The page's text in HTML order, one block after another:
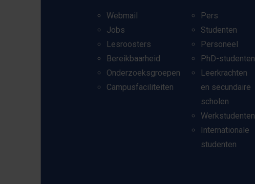
Webmail
Jobs
Lesroosters
Bereikbaarheid
Onderzoeksgroepen
Campusfaciliteiten
Pers
Studenten
Personeel
PhD-studenten
Leerkrachten
en secundaire
scholen
Werkstudenten
Internationale
studenten